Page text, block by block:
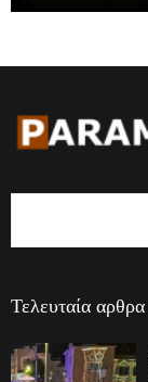
Τελευταία αρθρα